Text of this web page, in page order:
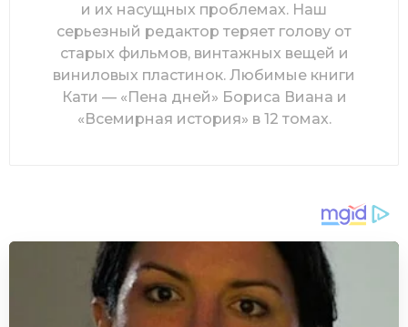
и их насущных проблемах. Наш
серьезный редактор теряет голову от
старых фильмов, винтажных вещей и
виниловых пластинок. Любимые книги
Кати — «Пена дней» Бориса Виана и
«Всемирная история» в 12 томах.